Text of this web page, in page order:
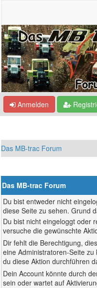
Anmelden
Das MB-trac Forum
Das MB-trac Forum
Du bist entweder nicht
diese Seite zu sehen. Grund
Du bist nicht eingeloggt oder
versuche die gewünschte
Dir fehlt die Berechtigung,
eine Administratoren-Seite
du diese Aktion durchführen
Dein Account könnte durch
sein oder wartet auf